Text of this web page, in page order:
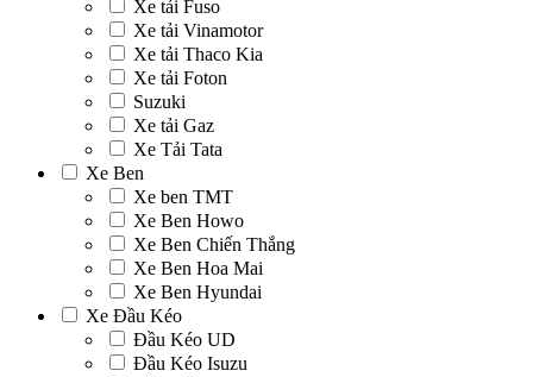
Xe tải Fuso
Xe tải Vinamotor
Xe tải Thaco Kia
Xe tải Foton
Suzuki
Xe tải Gaz
Xe Tải Tata
Xe Ben
Xe ben TMT
Xe Ben Howo
Xe Ben Chiến Thắng
Xe Ben Hoa Mai
Xe Ben Hyundai
Xe Đầu Kéo
Đầu Kéo UD
Đầu Kéo Isuzu